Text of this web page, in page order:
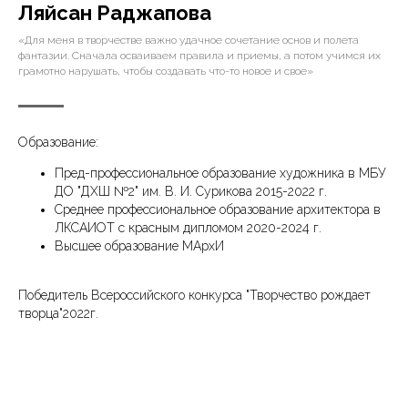
Ляйсан Раджапова
«Для меня в творчестве важно удачное сочетание основ и полета
фантазии. Сначала осваиваем правила и приемы, а потом учимся их
грамотно нарушать, чтобы создавать что-то новое и свое»
Образование:
Пред-профессиональное образование художника в МБУ
ДО "ДХШ №2" им. В. И. Сурикова 2015-2022 г.
Среднее профессиональное образование архитектора в
ЛКСАИОТ с красным дипломом 2020-2024 г.
Высшее образование МАрхИ
Победитель Всероссийского конкурса "Творчество рождает
творца"2022г.